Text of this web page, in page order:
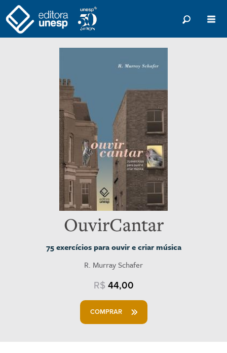
OuvirCantar
75 exercícios para ouvir e criar música
R. Murray Schafer
R$ 44,00
COMPRAR